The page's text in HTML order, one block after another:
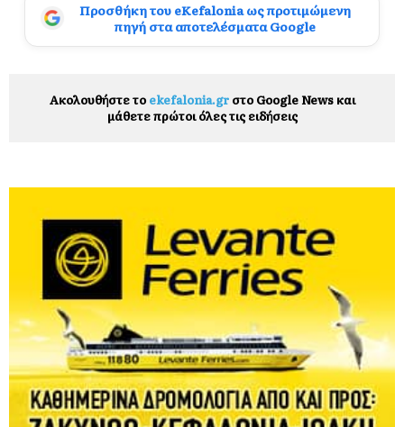
Προσθήκη του eKefalonia ως προτιμώμενη
πηγή στα αποτελέσματα Google
Ακολουθήστε το ekefalonia.grστο Google News και
μάθετε πρώτοι όλες τις ειδήσεις